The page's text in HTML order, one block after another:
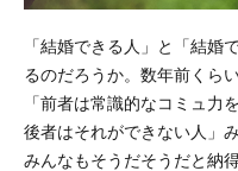
「結婚できる人」と「結婚
るのだろうか。数年前くら
「前者は常識的なコミュ力
後者はそれができない人」
みんなもそうだそうだと納